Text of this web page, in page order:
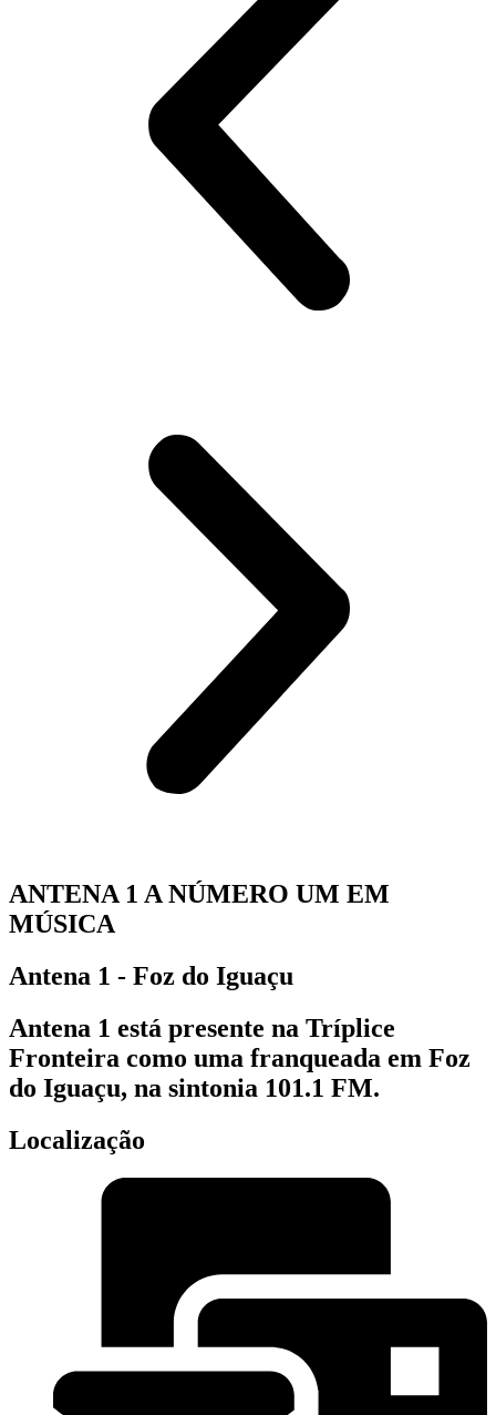
ANTENA 1 A NÚMERO UM EM
MÚSICA
Antena 1 - Foz do Iguaçu
Antena 1 está presente na Tríplice
Fronteira como uma franqueada em Foz
do Iguaçu, na sintonia 101.1 FM.
Localização